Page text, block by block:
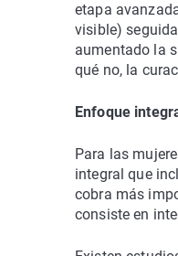
etapa
visible)
aumentado la
qué no, la
Enfoque
Para las
integral que
cobra más
consiste en